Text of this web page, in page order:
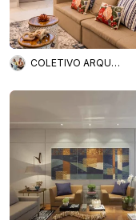
COLETIVO ARQUITETURA